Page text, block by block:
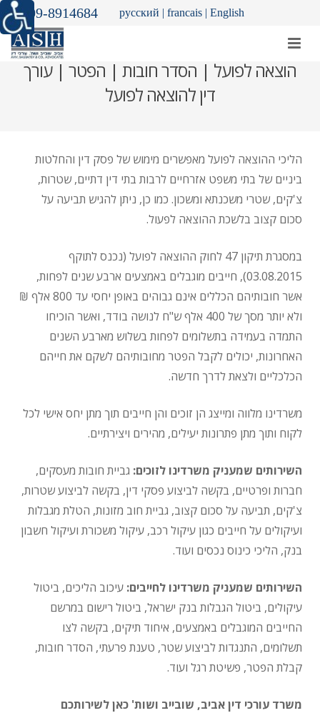
09-8914684 русский | francais| English
הוצאה לפועל | הסדר חובות | הפטר | עורך
דין להוצאה לפועל
הליכי ההוצאה לפועל מאפשרים מימוש של פסק דין והחלטות
ביניים של בתי משפט אזרחיים לרבות בתי דין דתיים, שטרות,
צ'קים, שטרי משכנתא ומשכון. כמו כן, ניתן להגיש תביעה על
סכום קצוב בלשכת ההוצאה לפעול.
במסגרת תיקון 47 לחוק ההוצאה לפועל (נכנס לתוקף
03.08.2015), חייבים מוגבלים באמצעים ארבע שנים לפחות,
אשר חובותיהם הכללים אינם גבוהים באופן יחסי עד 800 אלף ₪
ולא יותר מסך של 400 אלף ש"ח לנושה בודד, ואשר הוכיחו
התמדה בעמידה בתשלומים לפחות בשלוש מארבע השנים
האחרונות, יכולים לקבל הפטר מחובותיהם לשקם את חייהם
הכלכליים ולצאת לדרך חדשה.
משרדינו מלווה ומייצג הן זוכים והן חייבים תוך מתן יחס אישי לכל
לקוח ותוך מתן פתרונות יעילים, מהירים ויצירתיים.
השירותים שמעניק משרדינו לזוכים: גביית חובות מעסקים,
חברות ופרטיים, בקשה לביצוע פסקי דין, בקשה לביצוע שטרות,
צ'קים, תביעה על סכום קצוב, גביית חוב מזונות, הטלת מגבלות
ועיקולים על חייבים כגון עיקול רכב, עיקול משכורת ועיקול חשבון
בנק, הליכי כינוס נכסים ועוד.
השירותים שמעניק משרדינו לחייבים: עיכוב הליכים, ביטול
עיקולים, ביטול הגבלות בנק ישראל, ביטול רישום במרשם
החייבים המוגבלים באמצעים, איחוד תיקים, בקשה לצו
תשלומים, התנגדות לביצוע שטר, טענת פרעתי, הסדר חובות,
קבלת הפטר, פשיטת רגל ועוד.
משרד עורכי דין אביב, שובייב ושות' כאן לשירותכם